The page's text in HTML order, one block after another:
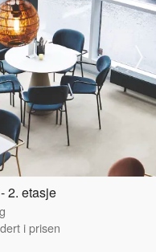
2. etasje
i prisen